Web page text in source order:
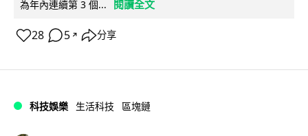
為年內連續第 3 個...
閱讀全文
28 5 ↗ 分享
科技娛樂 生活科技 區塊鏈